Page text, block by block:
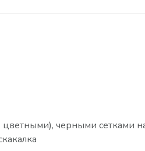
черными сетками